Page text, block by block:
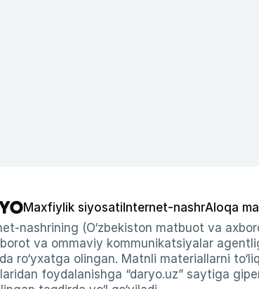
Maxfiylik siyosati Internet-nashrAloqa
nashrining (O‘zbekiston matbuot va
va ommaviy kommunikatsiyalar
ro‘yxatga olingan. Matnli materiallarni
foydalanishga “daryo.uz” saytiga